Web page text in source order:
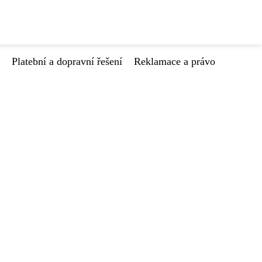
Platební a dopravní řešení Reklamace a právo